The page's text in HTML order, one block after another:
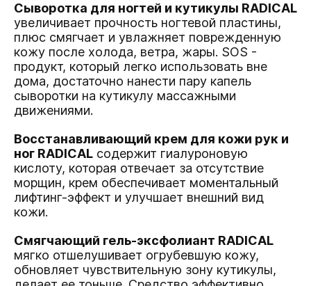
Сыворотка для ногтей и кутикулы RADICAL
увеличивает прочность ногтевой пластины,
плюс смягчает и увлажняет поврежденную
кожу после холода, ветра, жары. SOS -
продукт, который легко использовать вне
дома, достаточно нанести пару капель
сыворотки на кутикулу массажными
движениями.
Восстанавливающий крем для кожи рук и
ног RADICAL содержит гиалуроновую
кислоту, которая отвечает за отсутствие
морщин, крем обеспечивает моментальный
лифтинг-эффект и улучшает внешний вид
кожи.
Смягчающий гель-эксфолиант RADICAL
мягко отшелушивает огрубевшую кожу,
обновляет чувствительную зону кутикулы,